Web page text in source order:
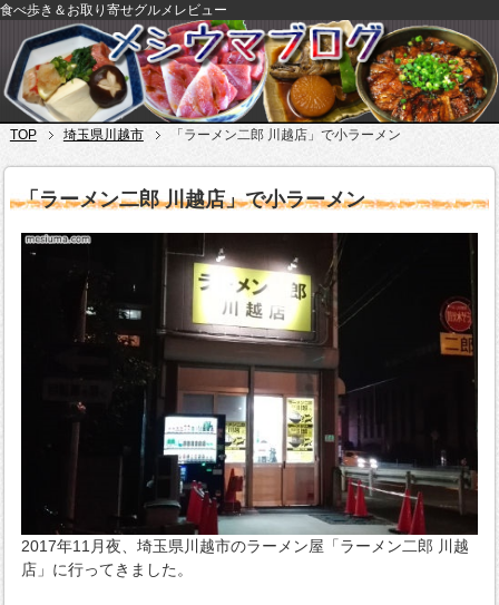
食べ歩き＆お取り寄せグルメレビュー
TOP 埼玉県川越市 「ラーメン二郎 川越店」で小ラーメン
「ラーメン二郎 川越店」で小ラーメン
2017年11月夜、埼玉県川越市のラーメン屋「ラーメン二郎 川越
店」に行ってきました。